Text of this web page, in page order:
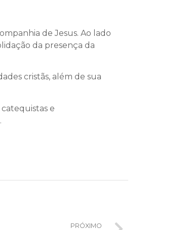
de Jesus. Ao lado
da presença da
cristãs, além de sua
e
PRÓXIMO